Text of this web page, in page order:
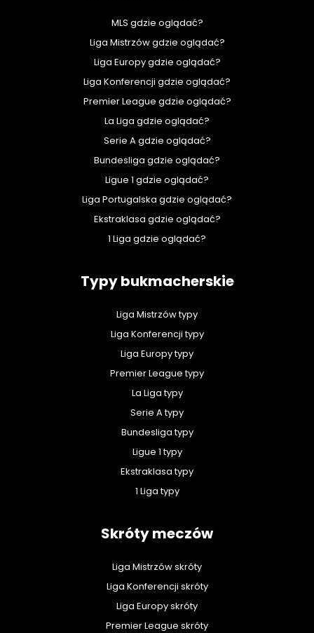
MLS gdzie oglądać?
Liga Mistrzów gdzie oglądać?
Liga Europy gdzie oglądać?
Liga Konferencji gdzie oglądać?
Premier League gdzie oglądać?
La Liga gdzie oglądać?
Serie A gdzie oglądać?
Bundesliga gdzie oglądać?
Ligue 1 gdzie oglądać?
Liga Portugalska gdzie oglądać?
Ekstraklasa gdzie oglądać?
1 Liga gdzie oglądać?
Typy bukmacherskie
Liga Mistrzów typy
Liga Konferencji typy
Liga Europy typy
Premier League typy
La Liga typy
Serie A typy
Bundesliga typy
Ligue 1 typy
Ekstraklasa typy
1 Liga typy
Skróty meczów
Liga Mistrzów skróty
Liga Konferencji skróty
Liga Europy skróty
Premier League skróty